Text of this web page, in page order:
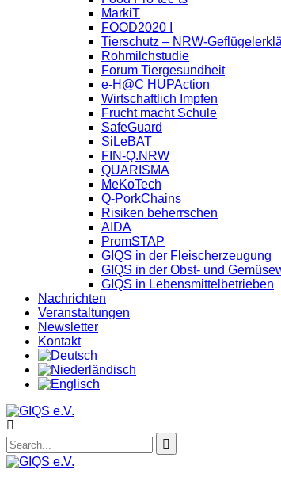
MarkiT
FOOD2020 I
Tierschutz – NRW-
Rohmilchstudie
Forum Tiergesundheit
e-H@C HUPAction
Wirtschaftlich Impfen
Frucht macht Schule
SafeGuard
SiLeBAT
FIN-Q.NRW
QUARISMA
MeKoTech
Q-PorkChains
Risiken beherrschen
AIDA
PromSTAP
GIQS in der Fleischerzeugung
GIQS in der Obst- und
GIQS in Lebensmittelbetrieben
Nachrichten
Veranstaltungen
Newsletter
Kontakt